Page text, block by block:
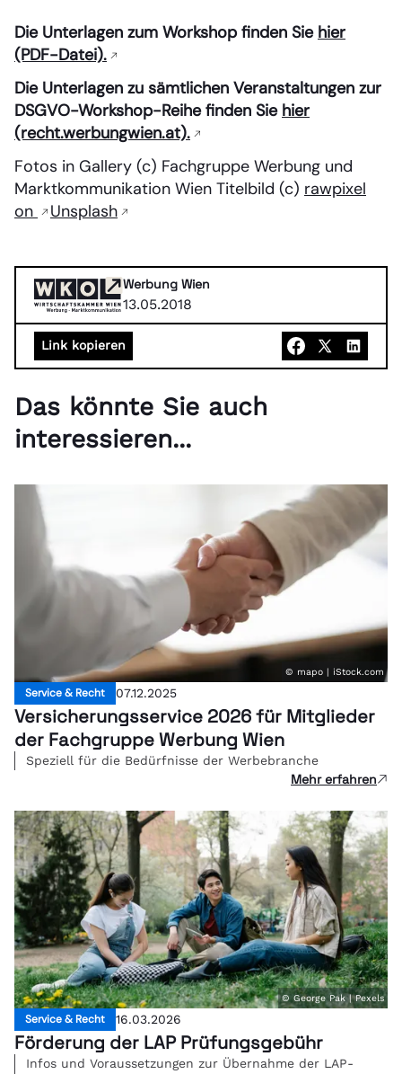
Die Unterlagen zum Workshop finden Sie hier
(PDF-Datei).
Die Unterlagen zu sämtlichen Veranstaltungen zur
DSGVO-Workshop-Reihe finden Sie hier
(recht.werbungwien.at).
Fotos in Gallery (c) Fachgruppe Werbung und
Marktkommunikation Wien Titelbild (c) rawpixel
on
Unsplash
Werbung Wien
13.05.2018
Link kopieren
Das könnte Sie auch
interessieren...
© mapo | iStock.com
Service & Recht 07.12.2025
Versicherungsservice 2026 für Mitglieder
der Fachgruppe Werbung Wien
Speziell für die Bedürfnisse der Werbebranche
Mehr erfahren
© George Pak | Pexels
Service & Recht 16.03.2026
Förderung der LAP Prüfungsgebühr
Infos und Voraussetzungen zur Übernahme der LAP-